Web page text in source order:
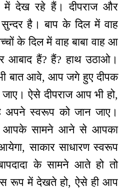
में देख रहे हैं। दीपराज और
है। बाप के दिल में वाह
के दिल में वाह बाबा वाह आ
आबाद हैं? हैं? हाथ उठाओ।
बात आवे, आप जगे हुए दीपक
ऐसे दीपराज आप भी हो,
स्वरूप को जान जाए।
आपके सामने आने से आपका
साकार साधारण स्वरूप
के सामने आते हो तो
रूप में देखते हो, ऐसे ही आप